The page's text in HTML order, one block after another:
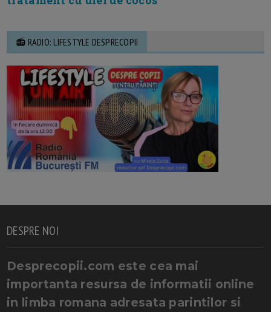
📻 RADIO: LIFESTYLE DESPRECOPII
DESPRE NOI
Desprecopii.com este cea mai
importanta resursa de informatii online
in limba romana adresata parintilor si